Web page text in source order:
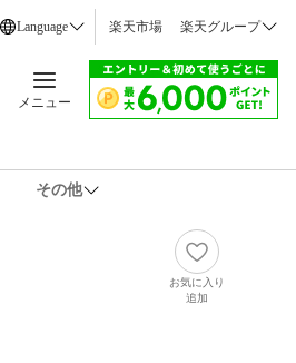
Language 楽天市場 楽天グループ
メニュー
その他
お気に入り
追加